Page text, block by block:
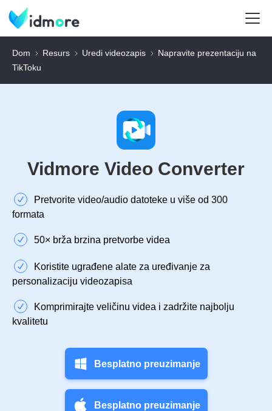
Dom Resurs Uredi videozapis
Napravite prezentaciju na
TikToku
Vidmore Video Converter
Pretvorite video/audio datoteke u više od 300
formata
50× brža brzina pretvorbe videa
Koristite ugrađene alate za uređivanje za
personalizaciju videozapisa
Komprimirajte veličinu videa i zadržite najbolju
kvalitetu
Besplatno preuzimanje
Besplatno preuzimanje